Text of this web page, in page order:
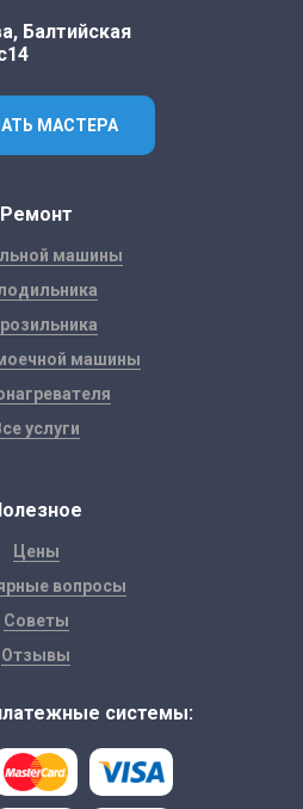
Балтийская
МАСТЕРА
Ремонт
машины
машины
услуги
Цены
вопросы
Советы
Отзывы
системы: